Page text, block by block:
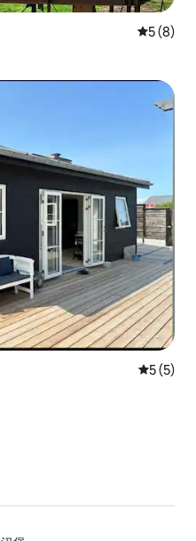
平均评分
5 (8)
平均评分
5 (5)